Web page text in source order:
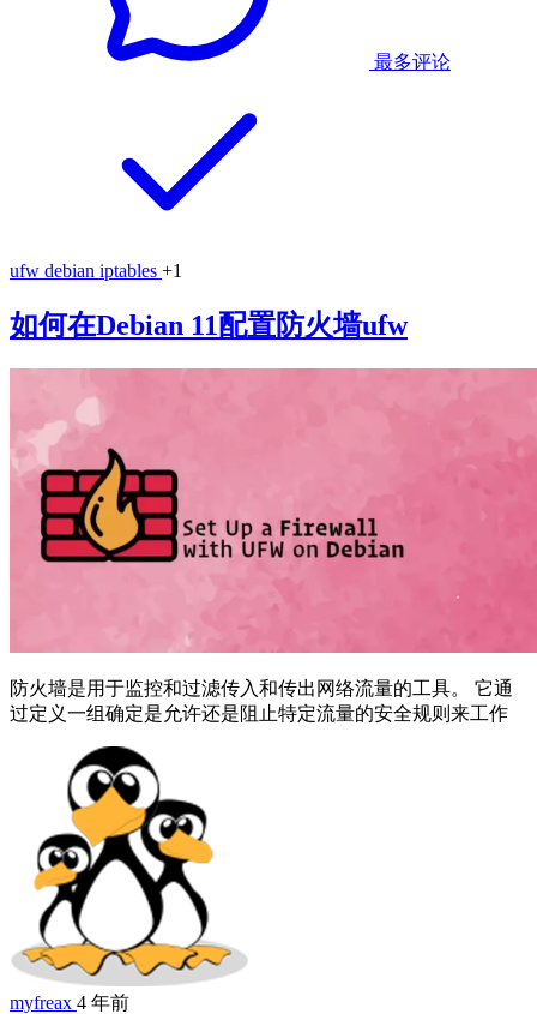
最多评论
ufw debian iptables +1
如何在Debian 11配置防火墙ufw
防火墙是用于监控和过滤传入和传出网络流量的工具。 它通
过定义一组确定是允许还是阻止特定流量的安全规则来工作
myfreax 4 年前